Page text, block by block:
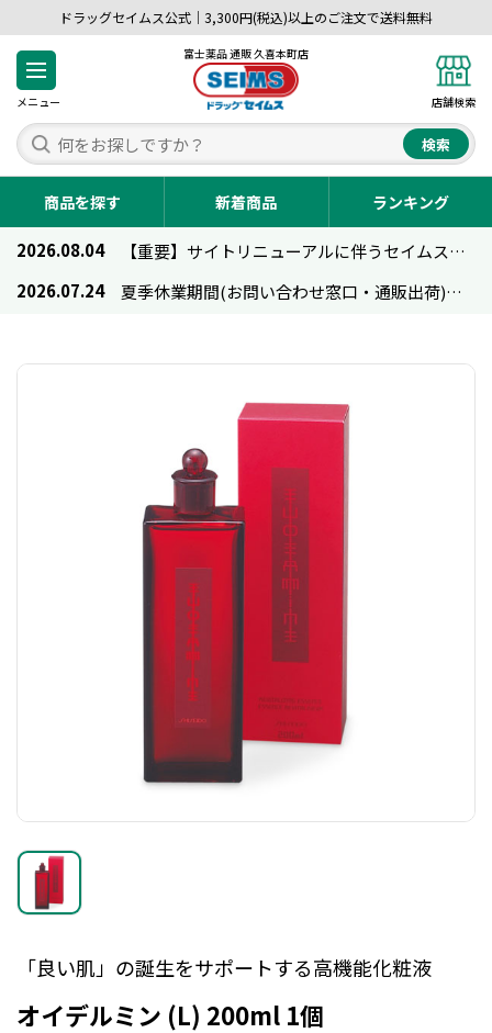
ドラッグセイムス公式｜3,300円(税込)以上のご注文で送料無料
メニュー
富士薬品 通販 久喜本町店
店舗検索
検索
商品を探す 新着商品 ランキング
2026.08.04
【重要】サイトリニューアルに伴うセイムス通販のご利用について
2026.07.24
夏季休業期間(お問い合わせ窓口・通販出荷)のお知らせ
「良い肌」の誕生をサポートする高機能化粧液
オイデルミン (L) 200ml 1個